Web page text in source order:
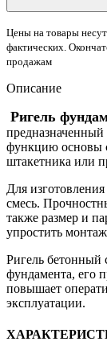
Цены на товары
фактических.
продажам
Описание
Ригель
функцию основы
штакетника или
Для
смесь.
также размер и
упростить
Ригель бетонный
фундамента, его
повышает
эксплуатации.